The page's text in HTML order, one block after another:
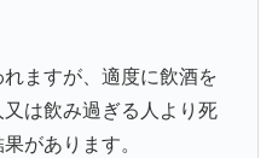
れますが、適度に飲酒を
は飲み過ぎる人より死
があります。